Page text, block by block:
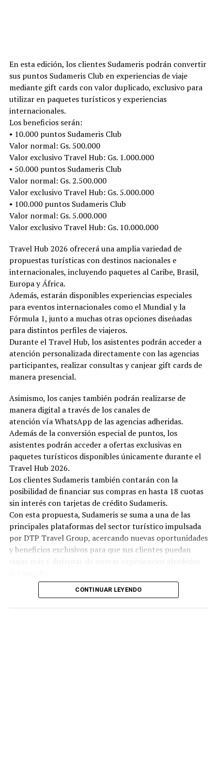
En esta edición, los clientes Sudameris podrán convertir
sus puntos Sudameris Club en experiencias de viaje
mediante gift cards con valor duplicado, exclusivo para
utilizar en paquetes turísticos y experiencias
internacionales.
Los beneficios serán:
• 10.000 puntos Sudameris Club
Valor normal: Gs. 500.000
Valor exclusivo Travel Hub: Gs. 1.000.000
• 50.000 puntos Sudameris Club
Valor normal: Gs. 2.500.000
Valor exclusivo Travel Hub: Gs. 5.000.000
• 100.000 puntos Sudameris Club
Valor normal: Gs. 5.000.000
Valor exclusivo Travel Hub: Gs. 10.000.000
Travel Hub 2026 ofrecerá una amplia variedad de
propuestas turísticas con destinos nacionales e
internacionales, incluyendo paquetes al Caribe, Brasil,
Europa y África.
Además, estarán disponibles experiencias especiales
para eventos internacionales como el Mundial y la
Fórmula 1, junto a muchas otras opciones diseñadas
para distintos perfiles de viajeros.
Durante el Travel Hub, los asistentes podrán acceder a
atención personalizada directamente con las agencias
participantes, realizar consultas y canjear gift cards de
manera presencial.
Asimismo, los canjes también podrán realizarse de
manera digital a través de los canales de
atención vía WhatsApp de las agencias adheridas.
Además de la conversión especial de puntos, los
asistentes podrán acceder a ofertas exclusivas en
paquetes turísticos disponibles únicamente durante el
Travel Hub 2026.
Los clientes Sudameris también contarán con la
posibilidad de financiar sus compras en hasta 18 cuotas
sin interés con tarjetas de crédito Sudameris.
Con esta propuesta, Sudameris se suma a una de las
principales plataformas del sector turístico impulsada
por DTP Travel Group, acercando nuevas oportunidades
y beneficios exclusivos para que sus clientes puedan
CONTINUAR LEYENDO